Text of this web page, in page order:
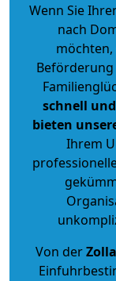
Wenn Sie
nach
schnell
bieten
Ihrem
Von der